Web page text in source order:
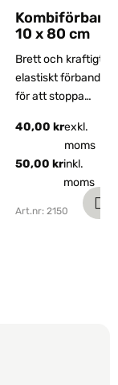
Kombiförband
10 x 80 cm
Brett och kraftigt
elastiskt förband
för att stoppa
40,00krexkl.
moms
50,00krinkl.
moms
Art.nr: 2150